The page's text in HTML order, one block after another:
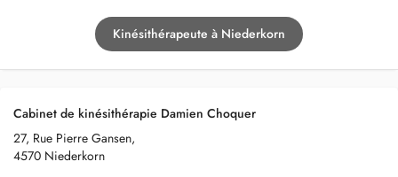
Kinésithérapeute à Niederkorn
Cabinet de kinésithérapie Damien Choquer
27, Rue Pierre Gansen,
4570 Niederkorn